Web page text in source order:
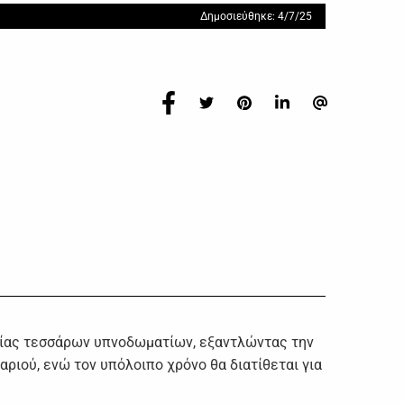
Δημοσιεύθηκε: 4/7/25
τεσσάρων υπνοδωματίων, εξαντλώντας την
ενώ τον υπόλοιπο χρόνο θα διατίθεται για